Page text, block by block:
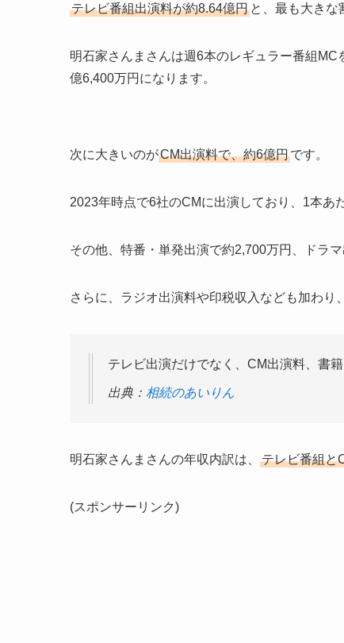
テレビ番組出演料が約8.64億円 と、最も大きな
明石家さんまさんは週6本のレギュラー番組
億6,400万円になります。
次に大きいのがCM出演料で、約6億円です。
2023年時点で6社のCMに出演しており、1本あ
その他、特番・単発出演で約2,700万円、ドラ
さらに、ラジオ出演料や印税収入なども加わり
テレビ出演だけでなく、CM出演料、書
出典： 相続のあいりん
明石家さんまさんの年収内訳は、 テレビ番組と
(スポンサーリンク)